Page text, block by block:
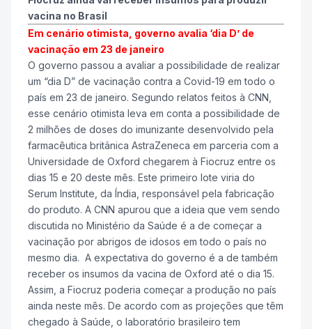
vacina no Brasil
Em cenário otimista, governo avalia ‘dia D’ de
vacinação em 23 de janeiro
O governo passou a avaliar a possibilidade de realizar
um “dia D” de vacinação contra a Covid-19 em todo o
país em 23 de janeiro. Segundo relatos feitos à CNN,
esse cenário otimista leva em conta a possibilidade de
2 milhões de doses do imunizante desenvolvido pela
farmacêutica britânica AstraZeneca em parceria com a
Universidade de Oxford chegarem à Fiocruz entre os
dias 15 e 20 deste mês. Este primeiro lote viria do
Serum Institute, da Índia, responsável pela fabricação
do produto. A CNN apurou que a ideia que vem sendo
discutida no Ministério da Saúde é a de começar a
vacinação por abrigos de idosos em todo o país no
mesmo dia. A expectativa do governo é a de também
receber os insumos da vacina de Oxford até o dia 15.
Assim, a Fiocruz poderia começar a produção no país
ainda neste mês. De acordo com as projeções que têm
chegado à Saúde, o laboratório brasileiro tem